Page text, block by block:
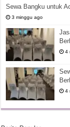
Sewa Bangku untuk
3 minggu ago
4
4